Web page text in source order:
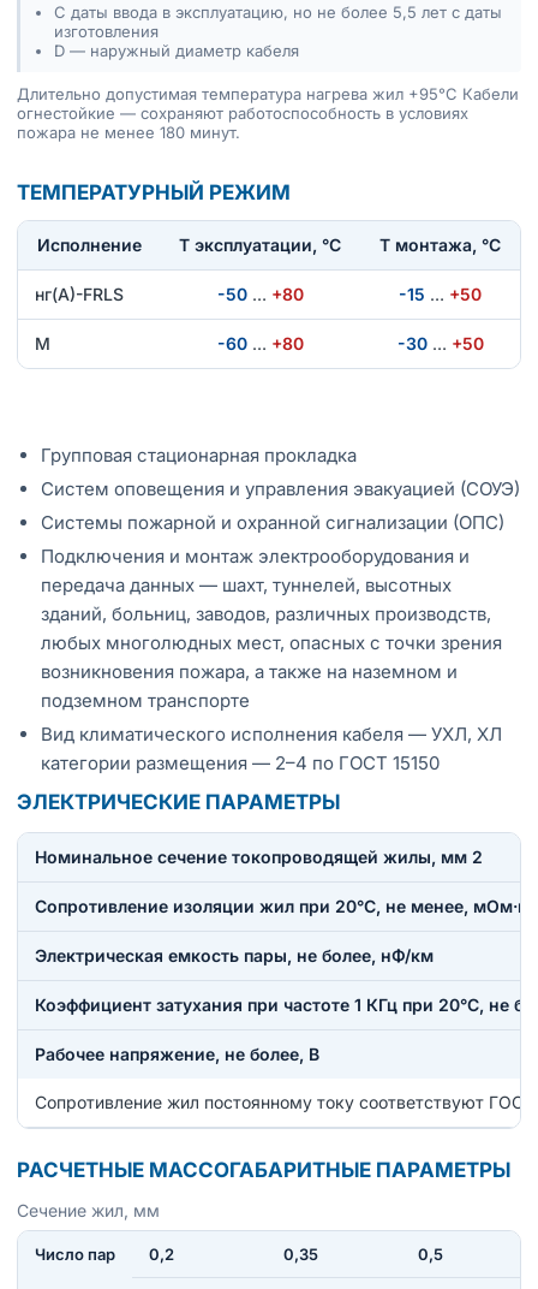
С даты ввода в эксплуатацию, но не более 5,5 лет с даты
изготовления
D — наружный диаметр кабеля
Длительно допустимая температура нагрева жил +95°C Кабели
огнестойкие — сохраняют работоспособность в условиях
пожара не менее 180 минут.
ТЕМПЕРАТУРНЫЙ РЕЖИМ
Исполнение T эксплуатации, °С Т монтажа, °С
нг(А)-FRLS -50 … +80 -15 … +50
М -60 … +80 -30 … +50
Групповая стационарная прокладка
Систем оповещения и управления эвакуацией (СОУЭ)
Системы пожарной и охранной сигнализации (ОПС)
Подключения и монтаж электрооборудования и
передача данных — шахт, туннелей, высотных
зданий, больниц, заводов, различных производств,
любых многолюдных мест, опасных с точки зрения
возникновения пожара, а также на наземном и
подземном транспорте
Вид климатического исполнения кабеля — УХЛ, ХЛ
категории размещения — 2–4 по ГОСТ 15150
ЭЛЕКТРИЧЕСКИЕ ПАРАМЕТРЫ
Номинальное сечение токопроводящей жилы, мм 2
Сопротивление изоляции жил при 20°С, не менее,
Электрическая емкость пары, не более, нФ/км
Коэффициент затухания при частоте 1 КГц при 20°С, не
Рабочее напряжение, не более, В
Сопротивление жил постоянному току соответствуют
РАСЧЕТНЫЕ МАССОГАБАРИТНЫЕ ПАРАМЕТРЫ
Сечение жил, мм
Число пар 0,2 0,35 0,5